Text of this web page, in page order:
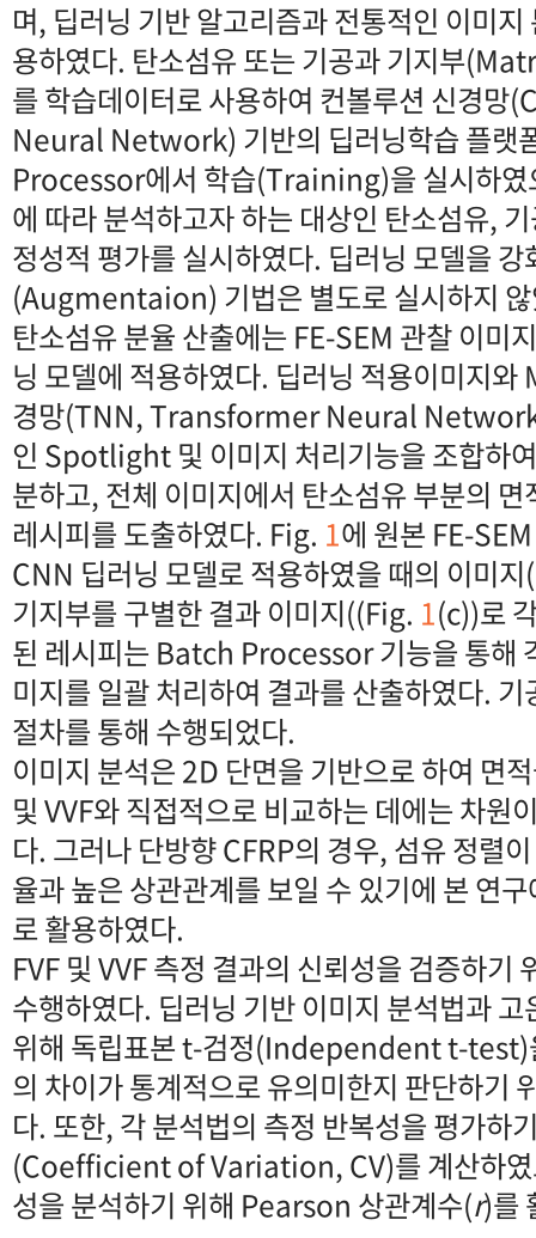
며, 딥러닝 기반 알고리즘과 전통적인 이미
용하였다. 탄소섬유 또는 기공과 기지부
를 학습데이터로 사용하여 컨볼루션 신경
Neural Network) 기반의 딥러닝학습 플랫
Processor에서 학습(Training)을 실시하였
에 따라 분석하고자 하는 대상인 탄소섬유,
정성적 평가를 실시하였다. 딥러닝 모델을
(Augmentaion) 기법은 별도로 실시하지
탄소섬유 분율 산출에는 FE-SEM 관찰 이미
닝 모델에 적용하였다. 딥러닝 적용이미지와
경망(TNN, Transformer Neural
인 Spotlight 및 이미지 처리기능을 조합하
분하고, 전체 이미지에서 탄소섬유 부분의
레시피를 도출하였다. Fig. 1에 원본 FE-
CNN 딥러닝 모델로 적용하였을 때의 이미
기지부를 구별한 결과 이미지((Fig. 1(c))로
된 레시피는 Batch Processor 기능을 통해
미지를 일괄 처리하여 결과를 산출하였다.
절차를 통해 수행되었다.
이미지 분석은 2D 단면을 기반으로 하여 면
및 VVF와 직접적으로 비교하는 데에는 차원
다. 그러나 단방향 CFRP의 경우, 섬유 정렬
율과 높은 상관관계를 보일 수 있기에 본 연
로 활용하였다.
FVF 및 VVF 측정 결과의 신뢰성을 검증하기
수행하였다. 딥러닝 기반 이미지 분석법과
위해 독립표본 t-검정(Independent t-test)
의 차이가 통계적으로 유의미한지 판단하기
다. 또한, 각 분석법의 측정 반복성을 평가하
(Coefficient of Variation, CV)를 계산하였
성을 분석하기 위해 Pearson 상관계수(r)를